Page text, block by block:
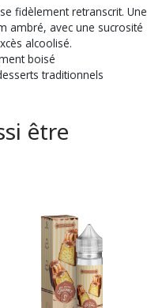
fidèlement retranscrit. Une
ambré, avec une sucrosité
alcoolisé.
boisé
traditionnels
être